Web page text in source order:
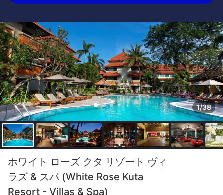
1/38
ホワイト ローズ クタ リゾート ヴィ
ラズ & スパ (White Rose Kuta
Resort - Villas & Spa)
星評価 4つ星